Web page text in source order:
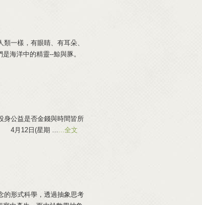
一樣，有眼睛、有耳朵、
海洋中的精靈--鯨與豚。
公益是否金錢與時間皆所
4月12日(星期 ...
...全文
形式科學，透過抽象思考